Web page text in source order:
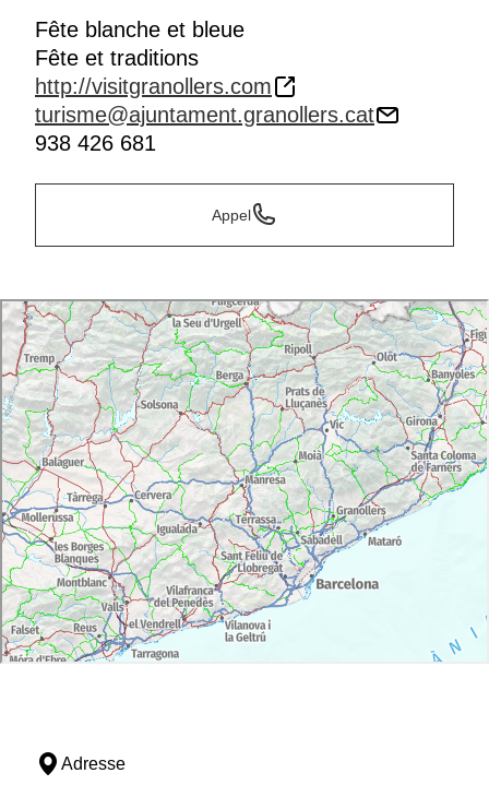
Fête blanche et bleue
Fête et traditions
http://visitgranollers.com
turisme@ajuntament.granollers.cat
938 426 681
Appel
Adresse